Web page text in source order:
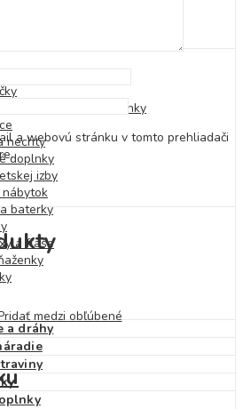
náramky a prstienky
nechty
doplnky
izby
baterky
a fľaše
a dráhy
a webovú stránku v tomto prehliadači
medzi obľúbené